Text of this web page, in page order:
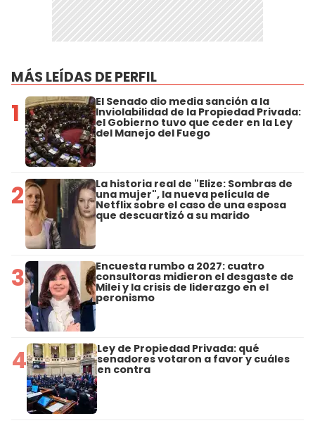
MÁS LEÍDAS DE PERFIL
1 El Senado dio media sanción a la
Inviolabilidad de la Propiedad Privada:
el Gobierno tuvo que ceder en la Ley
del Manejo del Fuego
2 La historia real de "Elize: Sombras de
una mujer", la nueva película de
Netflix sobre el caso de una esposa
que descuartizó a su marido
3 Encuesta rumbo a 2027: cuatro
consultoras midieron el desgaste de
Milei y la crisis de liderazgo en el
peronismo
4 Ley de Propiedad Privada: qué
senadores votaron a favor y cuáles
en contra